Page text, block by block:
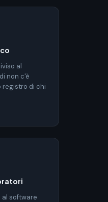
al
non c'è
registro di chi
al software